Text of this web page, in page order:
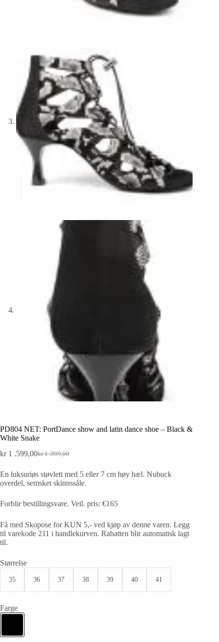
PD804 NET: PortDance show and latin dance shoe – Black &
White Snake
kr1 .999,00
kr1 .599,00
En luksuriøs støvlett med 5 eller 7 cm høy hæl. Nubuck
overdel, semsket skinnssåle.
Forblir bestillingsvare. Veil. pris: €165
Få med Skopose for KUN 5,- ved kjøp av denne varen. Legg
til varekode 211 i handlekurven. Rabatten blir automatisk lagt
til.
Størrelse
35 36 37 38 39 40 41
Farge